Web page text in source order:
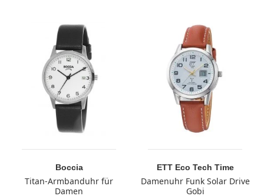
Boccia
Titan-Armbanduhr für
Damen
ETT Eco Tech Time
Damenuhr Funk Solar Drive
Gobi